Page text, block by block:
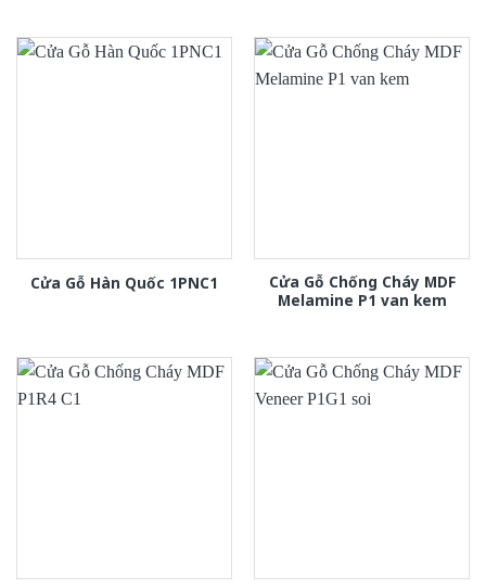
Cửa Gỗ Hàn Quốc 1PNC1
Cửa Gỗ Chống Cháy MDF
Melamine P1 van kem